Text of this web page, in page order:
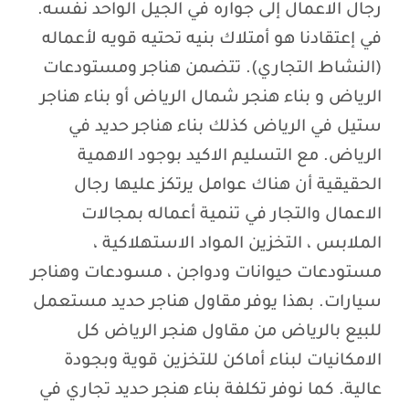
رجال الاعمال إلى جواره في الجيل الواحد نفسه.
في إعتقادنا هو أمتلاك بنيه تحتيه قويه لأعماله
(النشاط التجاري). تتضمن هناجر ومستودعات
الرياض و بناء هنجر شمال الرياض أو بناء هناجر
ستيل في الرياض كذلك بناء هناجر حديد في
الرياض. مع التسليم الاكيد بوجود الاهمية
الحقيقية أن هناك عوامل يرتكز عليها رجال
الاعمال والتجار في تنمية أعماله بمجالات
الملابس ، التخزين المواد الاستهلاكية ،
مستودعات حيوانات ودواجن ، مسودعات وهناجر
سيارات. بهذا يوفر مقاول هناجر حديد مستعمل
للبيع بالرياض من مقاول هنجر الرياض كل
الامكانيات لبناء أماكن للتخزين قوية وبجودة
عالية. كما نوفر تكلفة بناء هنجر حديد تجاري في